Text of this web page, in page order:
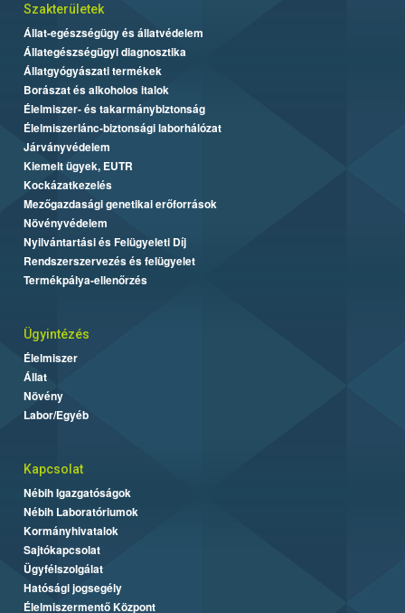
Szakterületek
Állat-egészségügy és állatvédelem
Állategészségügyi diagnosztika
Állatgyógyászati termékek
Borászat és alkoholos italok
Élelmiszer- és takarmánybiztonság
Élelmiszerlánc-biztonsági laborhálózat
Járványvédelem
Kiemelt ügyek, EUTR
Kockázatkezelés
Mezőgazdasági genetikai erőforrások
Növényvédelem
Nyilvántartási és Felügyeleti Díj
Rendszerszervezés és felügyelet
Termékpálya-ellenőrzés
Ügyintézés
Élelmiszer
Állat
Növény
Labor/Egyéb
Kapcsolat
Nébih Igazgatóságok
Nébih Laboratóriumok
Kormányhivatalok
Sajtókapcsolat
Ügyfélszolgálat
Hatósági jogsegély
Élelmiszermentő Központ